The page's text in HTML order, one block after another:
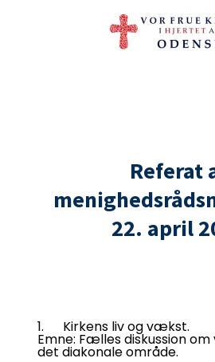
Referat
22. april
1. Kirkens liv og vækst.
Emne: Fælles diskussion
det diakonale område.